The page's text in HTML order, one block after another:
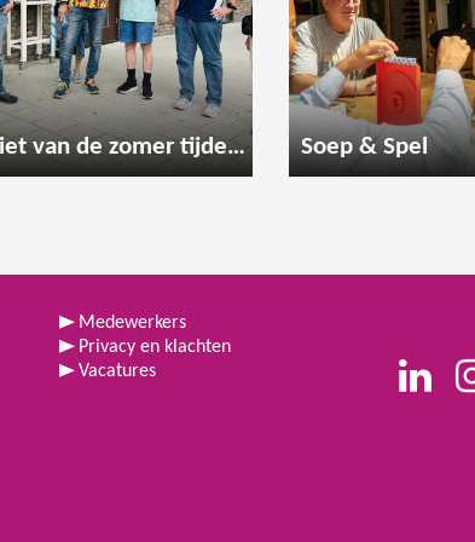
Geniet van de zomer tijdens een gezellige wandeling Soep & Spel
Medewerkers
Privacy en klachten
Vacatures